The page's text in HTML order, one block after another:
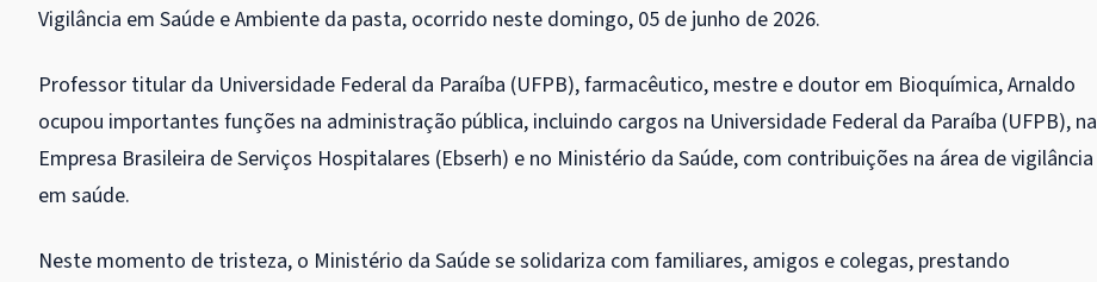
Vigilância em Saúde e Ambiente da pasta, ocorrido neste domingo, 05 de junho de 2026.
Professor titular da Universidade Federal da Paraíba (UFPB), farmacêutico, mestre e doutor em Bioquímica, Arnaldo
ocupou importantes funções na administração pública, incluindo cargos na Universidade Federal da Paraíba (UFPB), na
Empresa Brasileira de Serviços Hospitalares (Ebserh) e no Ministério da Saúde, com contribuições na área de vigilância
em saúde.
Neste momento de tristeza, o Ministério da Saúde se solidariza com familiares, amigos e colegas, prestando